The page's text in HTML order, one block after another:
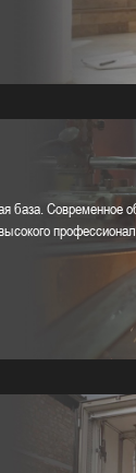
база. Современное